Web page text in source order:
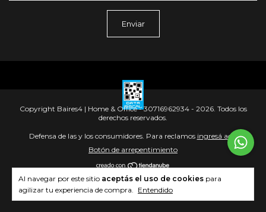
Al navegar por este sitio aceptás el uso de cookies para
agilizar tu experiencia de compra. Entendido
Copyright Baires4 | Home & Office - 30716962934 - 2026. Todos los
derechos reservados.
Defensa de las y los consumidores. Para reclamos ingresá acá.
Botón de arrepentimiento